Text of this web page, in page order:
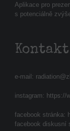
Aplikace pro
s potenciálně
Kontakt
e-mail:
instagram: https://
facebook stránka:
facebook diskusní